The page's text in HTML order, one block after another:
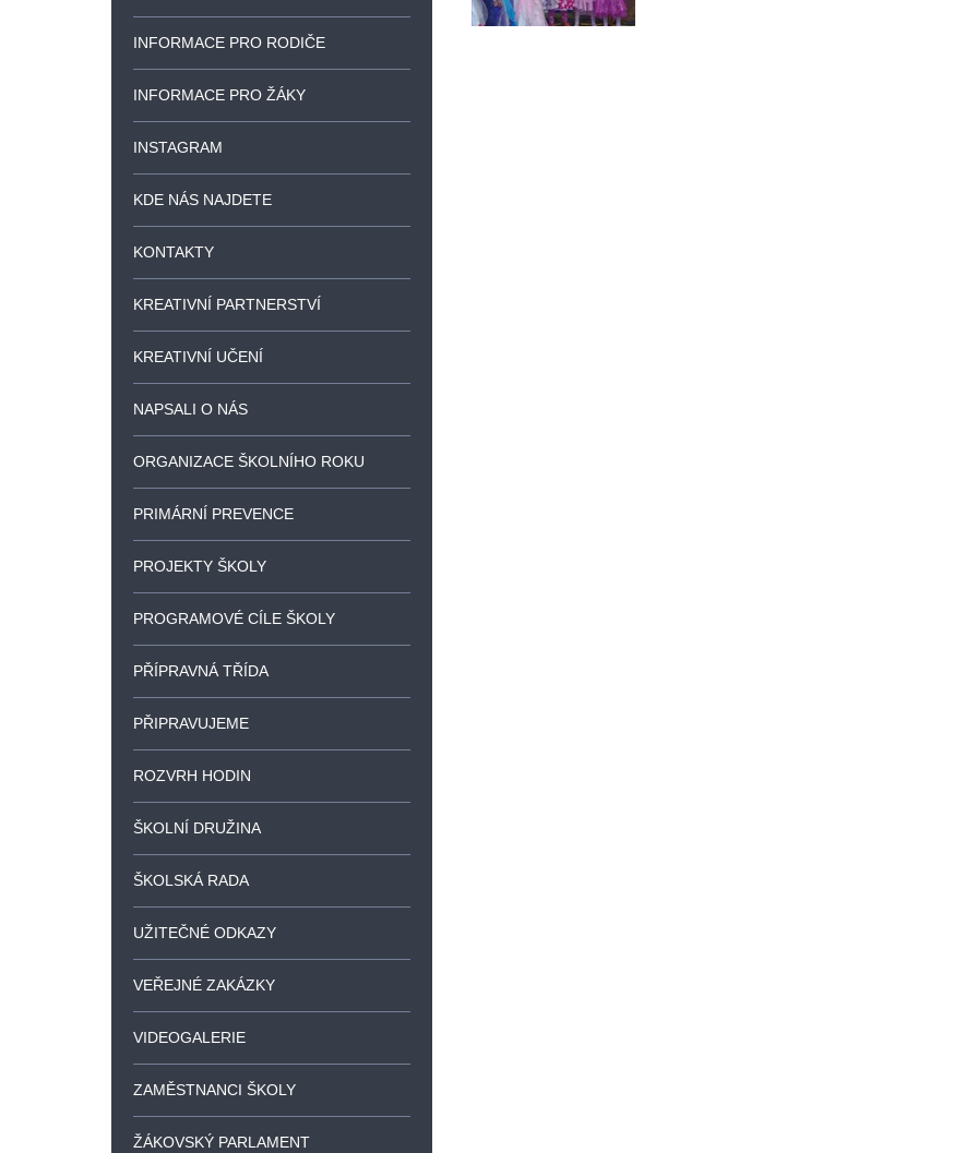
INFORMACE PRO RODIČE
INFORMACE PRO ŽÁKY
INSTAGRAM
KDE NÁS NAJDETE
KONTAKTY
KREATIVNÍ PARTNERSTVÍ
KREATIVNÍ UČENÍ
NAPSALI O NÁS
ORGANIZACE ŠKOLNÍHO ROKU
PRIMÁRNÍ PREVENCE
PROJEKTY ŠKOLY
PROGRAMOVÉ CÍLE ŠKOLY
PŘÍPRAVNÁ TŘÍDA
PŘIPRAVUJEME
ROZVRH HODIN
ŠKOLNÍ DRUŽINA
ŠKOLSKÁ RADA
UŽITEČNÉ ODKAZY
VEŘEJNÉ ZAKÁZKY
VIDEOGALERIE
ZAMĚSTNANCI ŠKOLY
ŽÁKOVSKÝ PARLAMENT